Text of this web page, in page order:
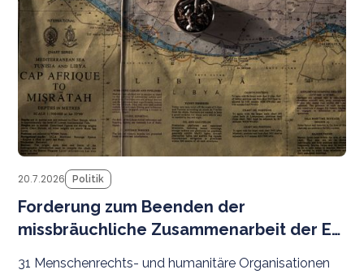
20.7.2026 Politik
Forderung zum Beenden der
missbräuchliche Zusammenarbeit der EU
31 Menschenrechts- und humanitäre Organisationen